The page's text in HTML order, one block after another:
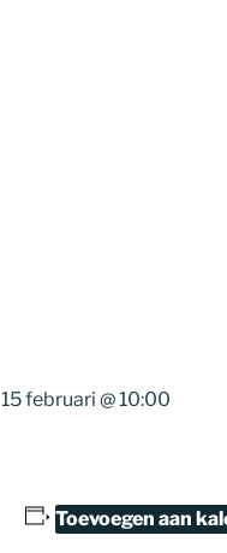
15 februari @ 10:00
Toevoegen aan